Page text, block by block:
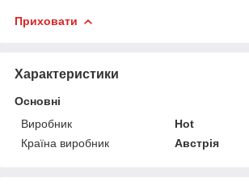
Приховати
Характеристики
Основні
Виробник
Hot
Країна виробник
Австрія